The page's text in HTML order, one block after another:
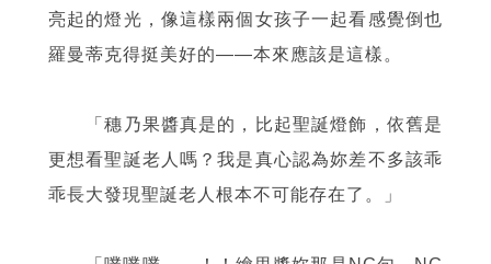
亮起的燈光，像這樣兩個女孩子一起看感覺倒也
羅曼蒂克得挺美好的——本來應該是這樣。
「穗乃果醬真是的，比起聖誕燈飾，依舊是
更想看聖誕老人嗎？我是真心認為妳差不多該乖
乖長大發現聖誕老人根本不可能存在了。」